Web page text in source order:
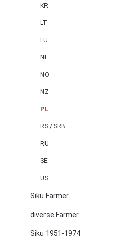
KR
LT
LU
NL
NO
NZ
PL
RS / SRB
RU
SE
US
Siku Farmer
diverse Farmer
Siku 1951-1974